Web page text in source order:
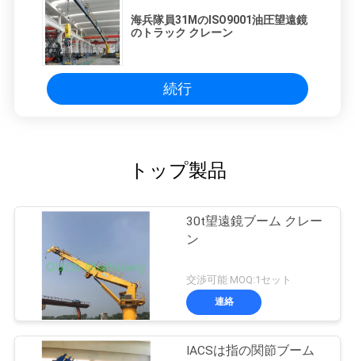
海兵隊員31MのISO9001油圧望遠鏡
のトラック クレーン
続行
トップ製品
30t望遠鏡ブーム クレー
ン
交渉可能 MOQ:1セット
連絡
IACSは指の関節ブーム